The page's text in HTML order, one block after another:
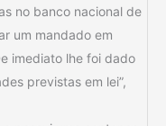
no banco nacional de
um mandado em
imediato lhe foi dado
previstas em lei”,